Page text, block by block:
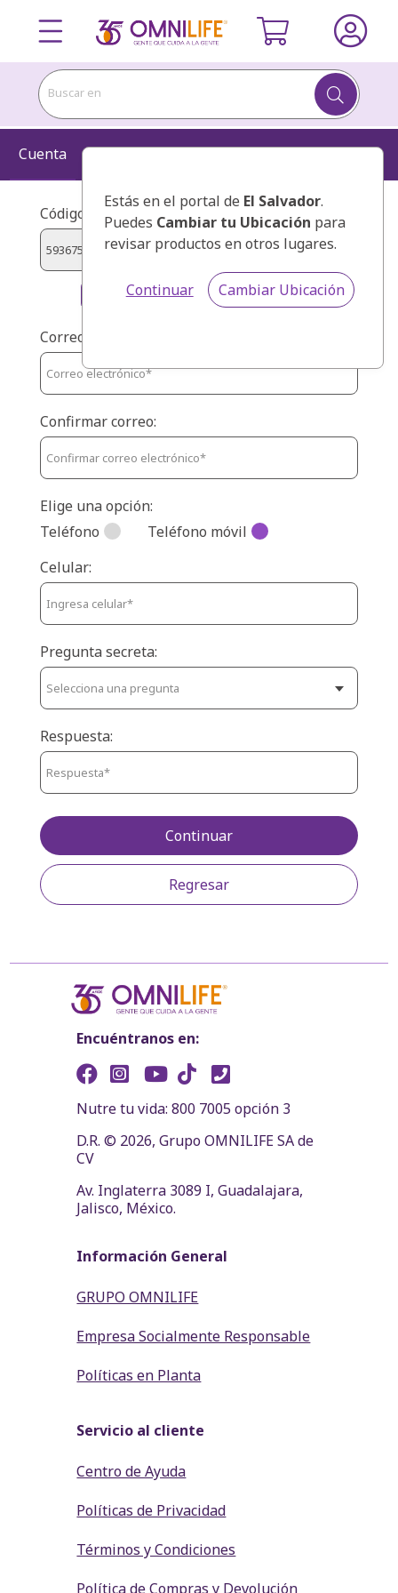
Buscar en
Estás en el portal de El Salvador.
Puedes Cambiar tu Ubicación para
revisar productos en otros lugares.
Continuar Cambiar Ubicación
Cuenta Información Kit Confirmar
Código de presentador:
TENE QUEVEDO JAIME EFREN
Correo:
Confirmar correo:
Elige una opción:
Teléfono
Teléfono móvil
Celular:
Pregunta secreta:
Respuesta:
Regresar
Continuar
Encuéntranos en:
Nutre tu vida: 800 7005 opción 3
D.R. © 2026, Grupo OMNILIFE SA de
CV
Av. Inglaterra 3089 I, Guadalajara,
Jalisco, México.
Información General
GRUPO OMNILIFE
Empresa Socialmente Responsable
Políticas en Planta
Servicio al cliente
Centro de Ayuda
Políticas de Privacidad
Términos y Condiciones
Política de Compras y Devolución